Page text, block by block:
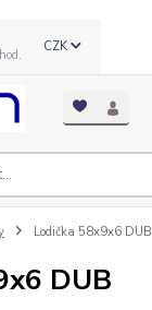
CZK
Lodička 58x9x6 DUB
DUB